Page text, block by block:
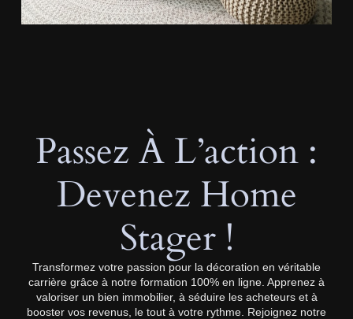
Passez À L’action :
Devenez Home
Stager !
Transformez votre passion pour la décoration en véritable
carrière grâce à notre formation 100% en ligne. Apprenez à
valoriser un bien immobilier, à séduire les acheteurs et à
booster vos revenus, le tout à votre rythme. Rejoignez notre